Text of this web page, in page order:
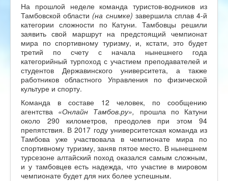
На прошлой неделе команда туристов-водников из
Тамбовской области (на снимке) завершила сплав 4-й
категории сложности по Катуни. Тамбовцы решили
заявить свой маршрут на предстоящий чемпионат
мира по спортивному туризму, и, кстати, это будет
третий по счету с начала нынешнего года
категорийный турпоход с участием преподавателей и
студентов Державинского университета, а также
работников областного Управления по физической
культуре и спорту.
Команда в составе 12 человек, по сообщению
агентства «Онлайн Тамбов.ру»,
прошла по Катуни
около 290 километров, преодолев при этом 94
препятствия. В 2017 году университетская команда из
Тамбова уже участвовала в чемпионате мира по
спортивному туризму, заняв пятое место. В нынешнем
турсезоне алтайский поход оказался самым сложным,
и у тамбовцев есть надежда, что участие в мировом
чемпионате будет для них более успешным.